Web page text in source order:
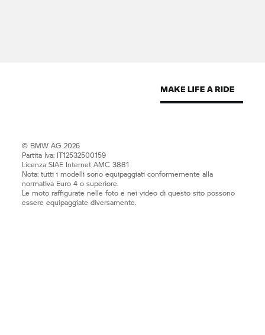
© BMW AG 2026
Partita Iva: IT12532500159
Licenza SIAE Internet AMC 3881
Nota: tutti i modelli sono equipaggiati conformemente alla
normativa Euro 4 o superiore.
Le moto raffigurate nelle foto e nei video di questo sito possono
essere equipaggiate diversamente.